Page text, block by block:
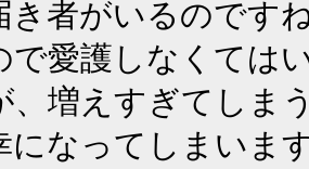
き者がいるのです
で愛護しなくては
、増えすぎてしま
になってしまいま